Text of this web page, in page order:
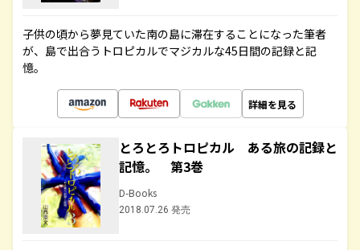
子供の頃から夢見ていた南の島に滞在することになった筆者
が、島で出合うトロピカルでマジカルな45日間の記録と記
憶。
詳細を見る
とろとろトロピカル ある旅の記録と
記憶。 第3巻
D-Books
2018.07.26 発売